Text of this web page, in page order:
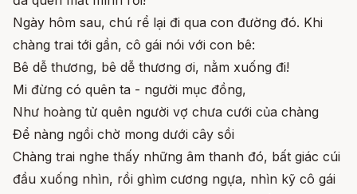
Ngày hôm sau, chú rể lại đi qua con đường đó. Khi
chàng trai tới gần, cô gái nói với con bê:
Bê dễ thương, bê dễ thương ơi, nằm xuống đi!
Mi đừng có quên ta - người mục đồng,
Như hoàng tử quên người vợ chưa cưới của chàng
Để nàng ngồi chờ mong dưới cây sồi
Chàng trai nghe thấy những âm thanh đó, bất giác cúi
đầu xuống nhìn, rồi ghìm cương ngựa, nhìn kỹ cô gái